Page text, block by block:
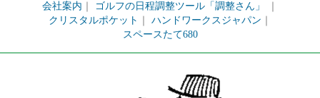
会社案内 ゴルフの日程調整ツール「調整さん」
クリスタルポケット
ハンドワークスジャパン
スペースたて680